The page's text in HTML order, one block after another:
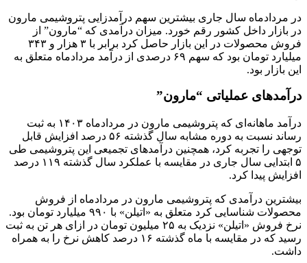
در مردادماه سال جاری بیشترین سهم درآمدزایی پتروشیمی مارون
در بازار داخل کشور رقم خورد. میزان درآمدی که “مارون” از
فروش محصولات در این بازار حاصل کرد برابر با ۳ هزار و ۳۴۳
میلیارد تومان بود که سهم ۶۹ درصدی از درآمد مردادماه متعلق به
این بازار بود.
درآمد‌های عملیاتی “مارون”
درآمد ماهانه‌ای که پتروشیمی مارون در مردادماه ۱۴۰۳ به ثبت
رساند نسبت به دوره مشابه سال گذشته ۵۶ درصد افزایش قابل
توجهی را تجربه کرد، همچنین درآمد‌های تجمیعی این پتروشیمی طی
۵ ابتدایی سال جاری در مقایسه با عملکرد سال گذشته ۱۱۹ درصد
افزایش پیدا کرد.
بیشترین درآمدی که پتروشیمی مارون در مردادماه از فروش
محصولات شناسایی کرد متعلق به «اتیلن» با ۹۹۰ میلیارد تومان بود.
نرخ فروش «اتیلن» نزدیک به ۲۵ میلیون تومان در ازای هر تن به ثبت
رسید که در مقایسه با ماه گذشته ۱۶ درصد کاهش نرخ را به همراه
داشت.